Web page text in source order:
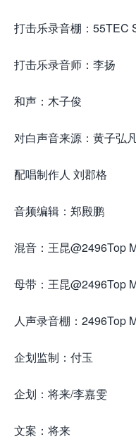
打击乐录音棚：55TEC
打击乐录音师：李扬
和声：木子俊
对白声音来源：黄子弘
配唱制作人 刘郡格
音频编辑：郑殿鹏
混音：王昆@2496Top
母带：王昆@2496Top
人声录音棚：2496Top
企划监制：付玉
企划：将来/李嘉雯
文案：将来